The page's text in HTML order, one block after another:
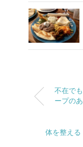
不在で
ープの
体を整える